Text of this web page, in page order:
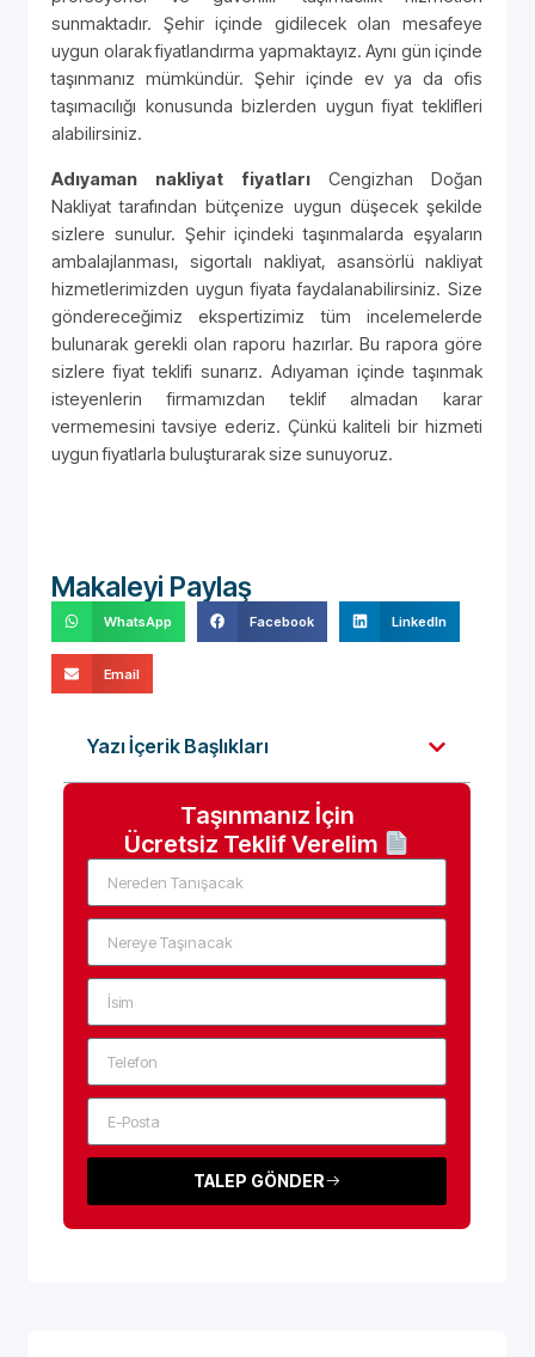
sunmaktadır. Şehir içinde gidilecek olan mesafeye
uygun olarak fiyatlandırma yapmaktayız. Aynı gün içinde
taşınmanız mümkündür. Şehir içinde ev ya da ofis
taşımacılığı konusunda bizlerden uygun fiyat teklifleri
alabilirsiniz.
Adıyaman nakliyat fiyatları Cengizhan Doğan
Nakliyat tarafından bütçenize uygun düşecek şekilde
sizlere sunulur. Şehir içindeki taşınmalarda eşyaların
ambalajlanması, sigortalı nakliyat, asansörlü nakliyat
hizmetlerimizden uygun fiyata faydalanabilirsiniz. Size
göndereceğimiz ekspertizimiz tüm incelemelerde
bulunarak gerekli olan raporu hazırlar. Bu rapora göre
sizlere fiyat teklifi sunarız. Adıyaman içinde taşınmak
isteyenlerin firmamızdan teklif almadan karar
vermemesini tavsiye ederiz. Çünkü kaliteli bir hizmeti
uygun fiyatlarla buluşturarak size sunuyoruz.
Makaleyi Paylaş
WhatsApp Facebook LinkedIn
Email
Yazı İçerik Başlıkları
Taşınmanız İçin
Ücretsiz Teklif Verelim
TALEP GÖNDER